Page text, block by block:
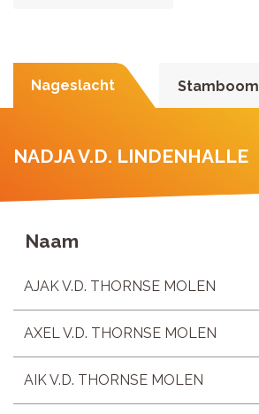
Nageslacht Stamboom
NADJA V.D. LINDENHALLE
Naam
AJAK V.D. THORNSE MOLEN
AXEL V.D. THORNSE MOLEN
AIK V.D. THORNSE MOLEN